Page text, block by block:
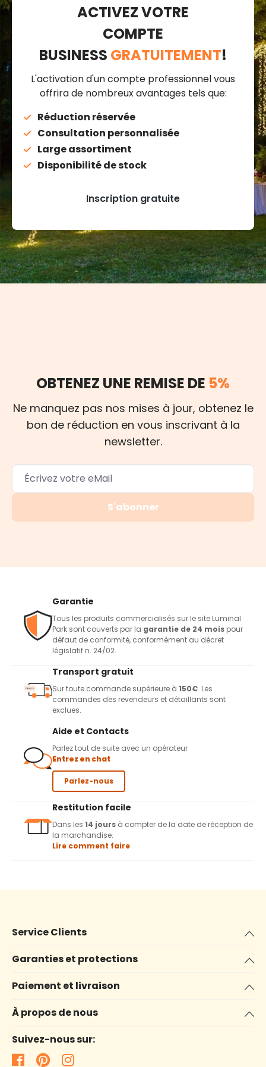
ACTIVEZ VOTRE
COMPTE
BUSINESS GRATUITEMENT!
L'activation d'un compte professionnel vous
offrira de nombreux avantages tels que:
Réduction réservée
Consultation personnalisée
Large assortiment
Disponibilité de stock
Inscription gratuite
OBTENEZ UNE REMISE DE 5%
Ne manquez pas nos mises à jour, obtenez le
bon de réduction en vous inscrivant à la
newsletter.
S'abonner
Garantie
Tous les produits commercialisés sur le site Luminal
Park sont couverts par la garantie de 24 mois pour
défaut de conformité, conformément au décret
législatif n. 24/02.
Transport gratuit
Sur toute commande supérieure à 150€. Les
commandes des revendeurs et détaillants sont
exclues.
Aide et Contacts
Parlez tout de suite avec un opérateur
Entrez en chat
Parlez-nous
Restitution facile
Dans les 14 jours à compter de la date de réception de
la marchandise.
Lire comment faire
Service Clients
Garanties et protections
Paiement et livraison
À propos de nous
Suivez-nous sur: